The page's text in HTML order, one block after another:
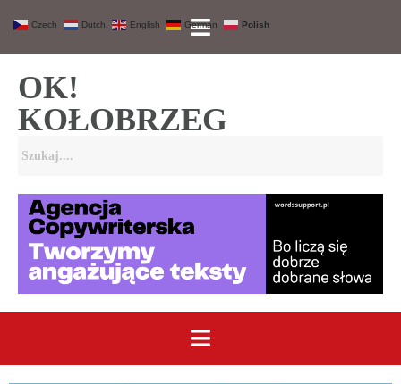
OK!
KOŁOBRZEG
Czech Dutch English German Polish